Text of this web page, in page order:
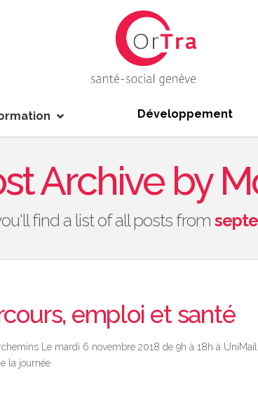
Développement
Archive by
find a list of all posts from
emploi et santé
Le mardi 6 novembre 2018 de 9h à 18h à UniMail.
la journée